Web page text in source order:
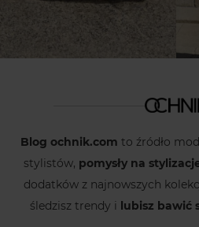
Blog ochnik.com to źródło
stylistów, pomysły na
dodatków z najnowszych
śledzisz trendy i lubisz bawić